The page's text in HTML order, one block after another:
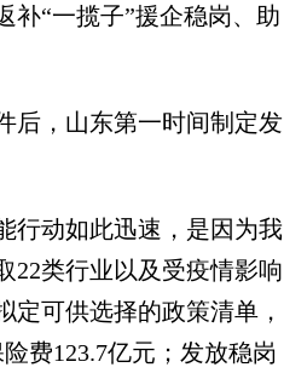
补“一揽子”援企稳岗、助
，山东第一时间制定发
动如此迅速，是因为我
22类行业以及受疫情影响
定可供选择的政策清单，
费123.7亿元；发放稳岗